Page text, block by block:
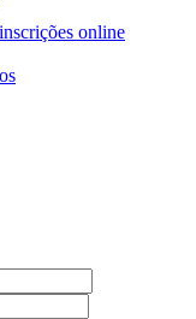
online